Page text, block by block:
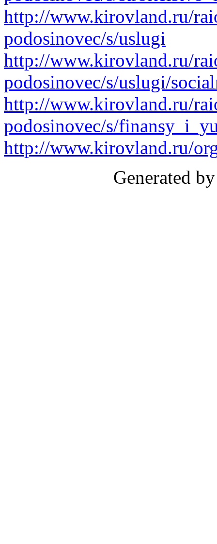
http://www.kirovland.ru/
podosinovec/s/uslugi
http://www.kirovland.ru/
podosinovec/s/uslugi/
http://www.kirovland.ru/
podosinovec/s/
http://www.kirovland.ru/
Generated